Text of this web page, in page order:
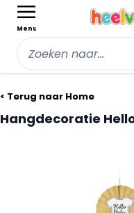
Menu
< Terug naar Home
Hangdecoratie